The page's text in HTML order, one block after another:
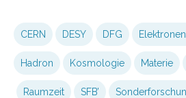
CERN DESY DFG
Hadron Kosmologie Materie
Raumzeit SFB’